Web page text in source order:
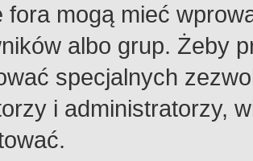
fora mogą mieć
albo grup. Żeby
specjalnych
i administratorzy,